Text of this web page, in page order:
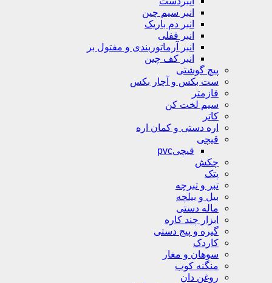
انبر سیم چین
انبر دم باریک
انبر قفلی
انبر آرماتوربندی و مفتول بر
انبر کف چین
پیچ گوشتی
ست بکس و آچار بکس
فازمتر
سیم لخت کن
کاتر
اره دستی و کمان اره
قیچی
قیچیpvc
چکش
پتک
تبر و تبرچه
بیل و بیلچه
ماله دستی
ابزار چند کاره
گیره و پیج دستی
کاردک
سوهان و مغار
منگنه کوب
روغن دان